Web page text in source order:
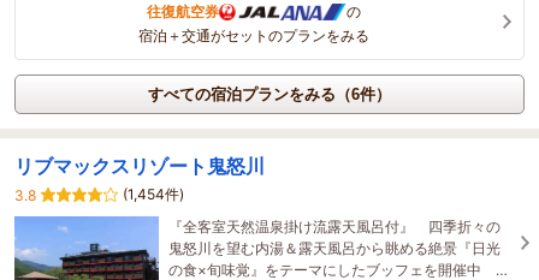
往復航空券
の
宿泊＋交通がセットのプランをみる
すべての宿泊プランをみる（6件）
リブマックスリゾート鬼怒川
3.8
(1,454件)
『全客室天然温泉掛け流露天風呂付』 四季折々の
鬼怒川を望む内湯＆露天風呂から眺める絶景『日光
の食×旬味覚』をテーマにしたブッフェを開催中 カ